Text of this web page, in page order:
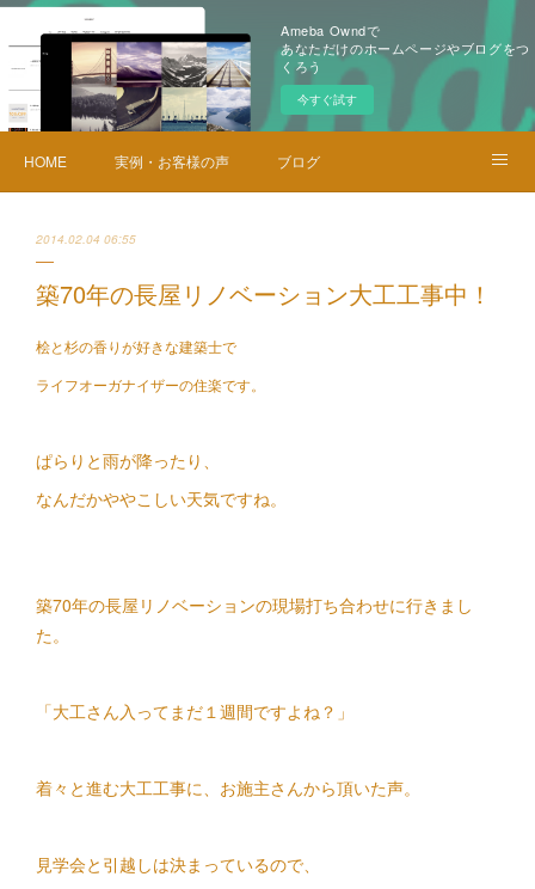
Ameba Owndで
あなただけのホームページやブログをつ
くろう
今すぐ試す
HOME 実例・お客様の声 ブログ
2014.02.04 06:55
築70年の長屋リノベーション大工工事中！
桧と杉の香りが好きな建築士で
ライフオーガナイザーの住楽です。
ぱらりと雨が降ったり、
なんだかややこしい天気ですね。
築70年の長屋リノベーションの現場打ち合わせに行きまし
た。
「大工さん入ってまだ１週間ですよね？」
着々と進む大工工事に、お施主さんから頂いた声。
見学会と引越しは決まっているので、